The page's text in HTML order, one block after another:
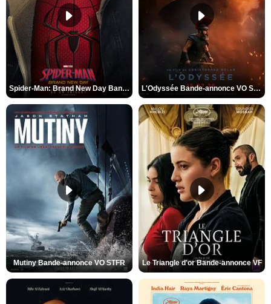
Spider-Man: Brand New Day Bande-annonce VO STFR L'Odyssée Bande-annonce VO STFR
Mutiny Bande-annonce VO STFR Le Triangle d'or Bande-annonce VF